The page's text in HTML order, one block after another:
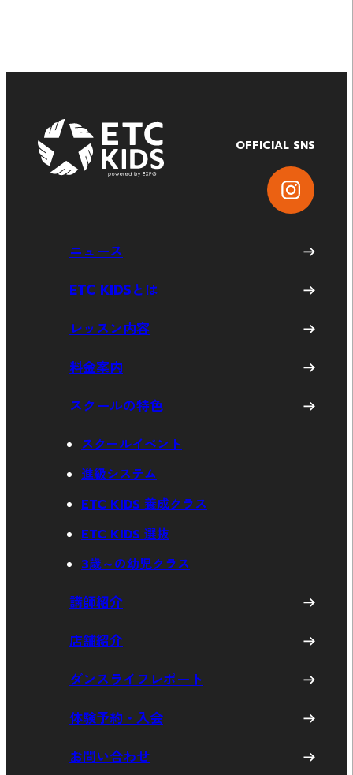
OFFICIAL SNS
ニュース
ETC KIDSとは
レッスン内容
料金案内
スクールの特色
スクールイベント
進級システム
ETC KIDS 養成クラス
ETC KIDS 選抜
3歳～の幼児クラス
講師紹介
店舗紹介
ダンスライフレポート
体験予約・入会
お問い合わせ